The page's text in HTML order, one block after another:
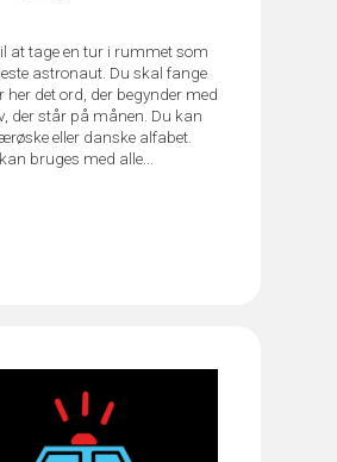
at tage en tur i rummet som
astronaut. Du skal fange
her det ord, der begynder med
der står på månen. Du kan
eller danske alfabet.
bruges med alle...